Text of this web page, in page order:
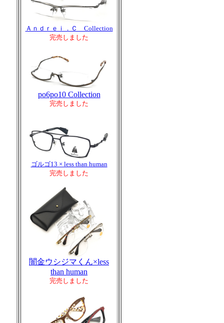
Ａｎｄｒｅｉ．Ｃ Collection
完売しました
po6po10 Collection
完売しました
ゴルゴ13 × less than human
完売しました
闇金ウシジマくん×less
than human
完売しました